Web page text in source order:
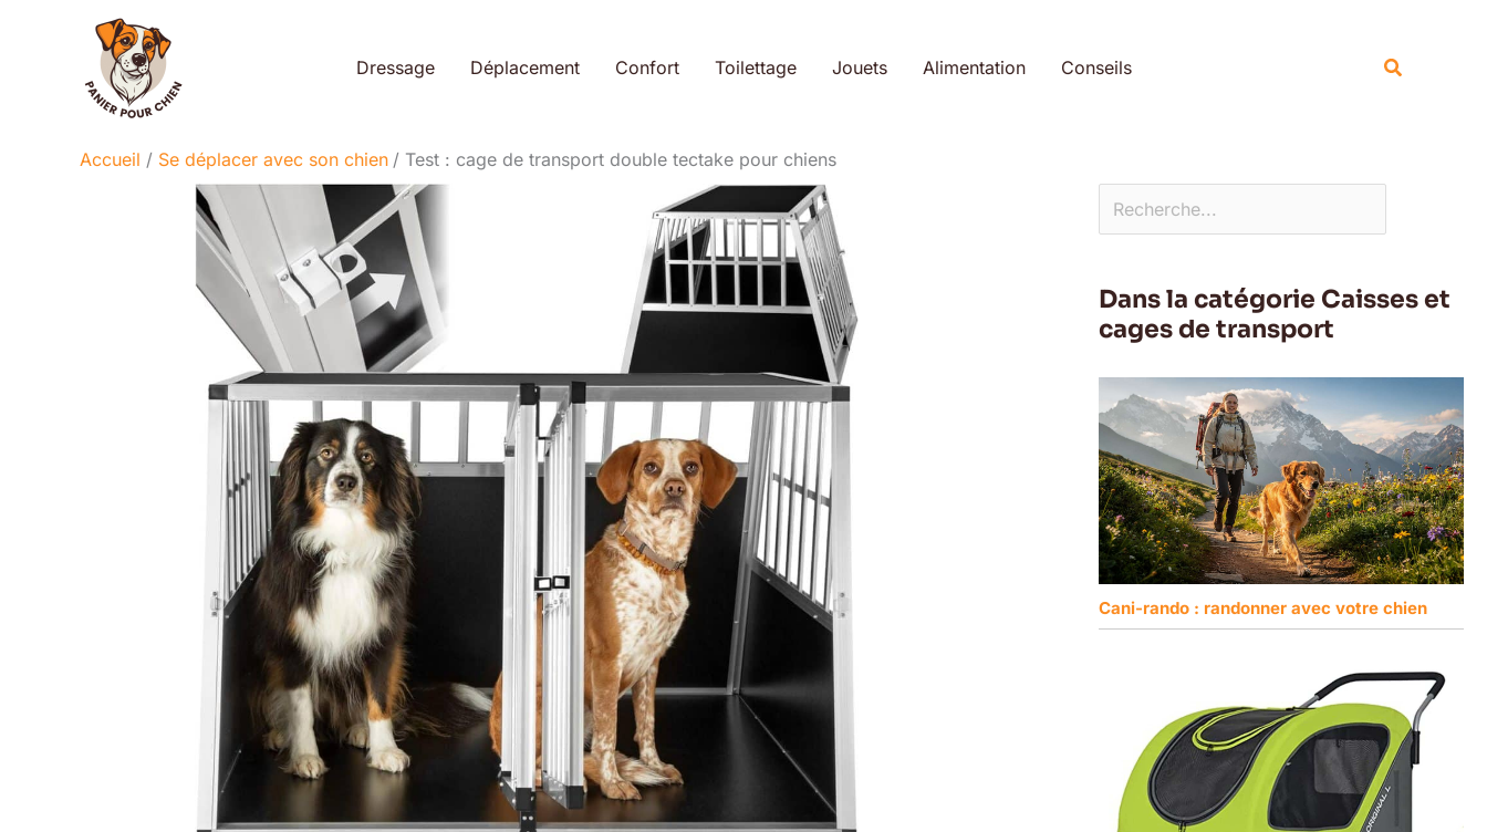
Dressage Déplacement Confort Toilettage Jouets Alimentation Conseils
Accueil Se déplacer avec son chien Test : cage de transport double tectake pour chiens
Dans la catégorie Caisses et
cages de transport
Cani-rando : randonner avec votre chien